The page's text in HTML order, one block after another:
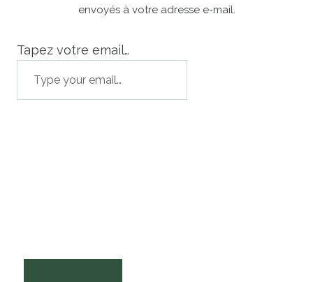
envoyés à votre adresse e-mail.
Tapez votre email…